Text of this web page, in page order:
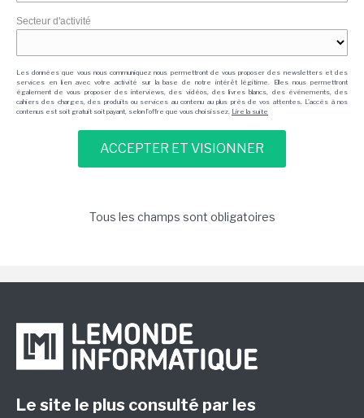
Secteur d'activité
Les données que vous nous communiquez nous permettront de vous proposer des newsletters et des
services en lien avec votre activité sur la base de notre intérêt légitime. Elles nous permettront
également de vous proposer des interviews, des vidéos, des livres blancs, des événements, des
cahiers des charges, des produits ou services au contenu au plus près de vos attentes. L'accès à nos
contenus est soit gratuit soit payant, selon l'offre que vous choisissez. Lire la suite
Tous les champs sont obligatoires
Le site le plus consulté par les